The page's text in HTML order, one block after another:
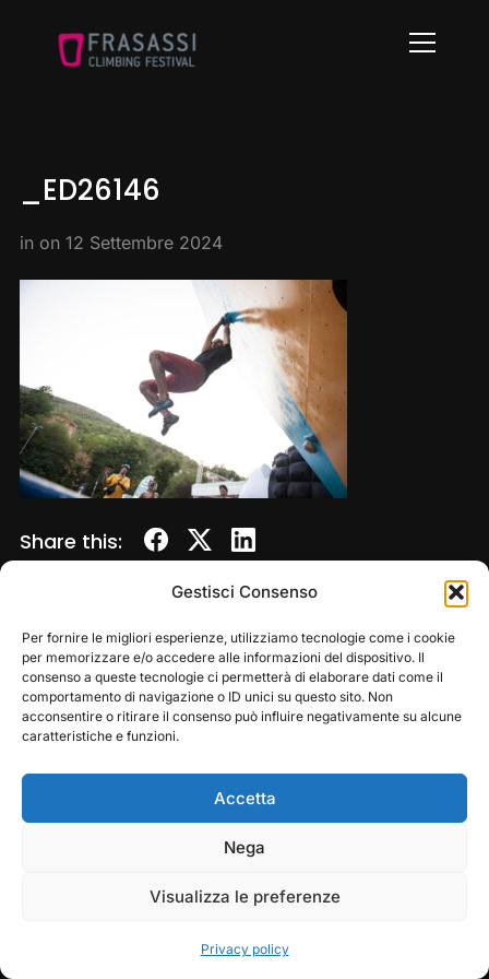
Gestisci Consenso
Per fornire le migliori esperienze, utilizziamo tecnologie come i cookie
per memorizzare e/o accedere alle informazioni del dispositivo. Il
consenso a queste tecnologie ci permetterà di elaborare dati come il
comportamento di navigazione o ID unici su questo sito. Non
acconsentire o ritirare il consenso può influire negativamente su alcune
caratteristiche e funzioni.
Accetta
Nega
Visualizza le preferenze
Privacy policy
Info
_ED26146
in on 12 Settembre 2024
Share this:
Copyright © 2026 — Frasassi Climbing Festival. All
Rights Reserved